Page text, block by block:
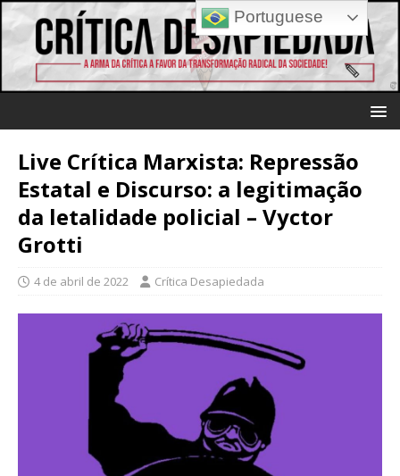
Live Crítica Marxista: Repressão
Estatal e Discurso: a legitimação
da letalidade policial – Vyctor
Grotti
4 de abril de 2022 Crítica Desapiedada
Portuguese